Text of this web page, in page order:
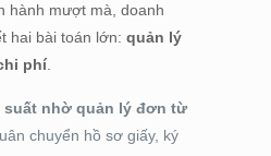
hành mượt mà, doanh
hai bài toán lớn: quản lý
phí.
suất nhờ quản lý đơn từ
chuyển hồ sơ giấy, ký